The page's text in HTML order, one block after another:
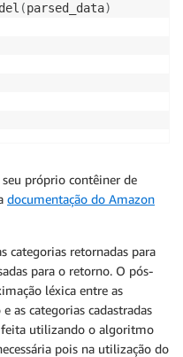
(parsed_data)
próprio contêiner de
documentação do Amazon
categorias retornadas para
para o retorno. O pós-
léxica entre as
as categorias cadastradas
feita utilizando o algoritmo
pois na utilização do